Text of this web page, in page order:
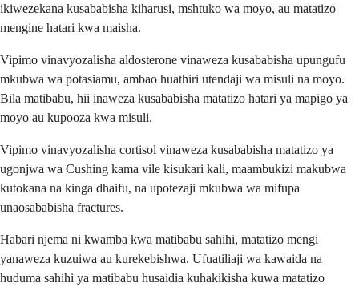
ikiwezekana kusababisha kiharusi, mshtuko wa moyo, au matatizo
mengine hatari kwa maisha.
Vipimo vinavyozalisha aldosterone vinaweza kusababisha upungufu
mkubwa wa potasiamu, ambao huathiri utendaji wa misuli na moyo.
Bila matibabu, hii inaweza kusababisha matatizo hatari ya mapigo ya
moyo au kupooza kwa misuli.
Vipimo vinavyozalisha cortisol vinaweza kusababisha matatizo ya
ugonjwa wa Cushing kama vile kisukari kali, maambukizi makubwa
kutokana na kinga dhaifu, na upotezaji mkubwa wa mifupa
unaosababisha fractures.
Habari njema ni kwamba kwa matibabu sahihi, matatizo mengi
yanaweza kuzuiwa au kurekebishwa. Ufuatiliaji wa kawaida na
huduma sahihi ya matibabu husaidia kuhakikisha kuwa matatizo